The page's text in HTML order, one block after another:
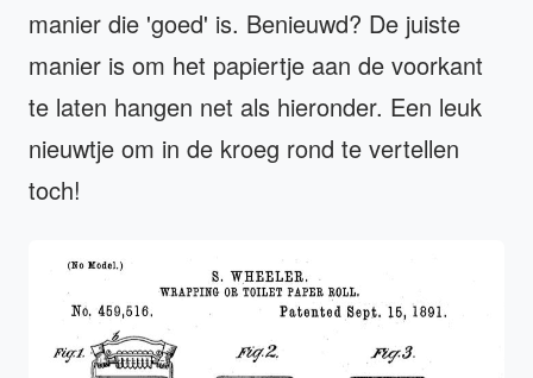
manier die 'goed' is. Benieuwd? De juiste
manier is om het papiertje aan de voorkant
te laten hangen net als hieronder. Een leuk
nieuwtje om in de kroeg rond te vertellen
toch!